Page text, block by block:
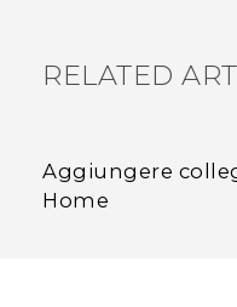
RELATED
Aggiungere
Home